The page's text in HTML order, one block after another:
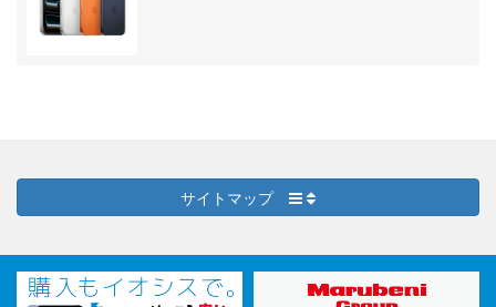
サイトマップ